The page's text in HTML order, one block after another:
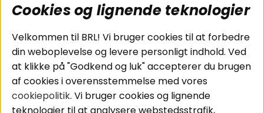
Populære sider
Pakkeløsninger
Bilstereo
Højttalere
Forstærker
Smartphone
Kundeservice
Cookies
Handelsbetingelser
Personvernpolicy
Service / Garanti /
Retur
Cookies og lignende teknologier
Velkommen til BRL! Vi bruger cookies til at forbedre
din weboplevelse og levere personligt indhold. Ved
at klikke på "Godkend og luk" accepterer du brugen
af cookies i overensstemmelse med vores
cookiepolitik. Vi bruger cookies og lignende